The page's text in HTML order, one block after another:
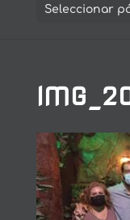
Seleccionar